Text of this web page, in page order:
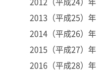
2013（平成25）年
2014（平成26）年
2015（平成27）年
2016（平成28）年